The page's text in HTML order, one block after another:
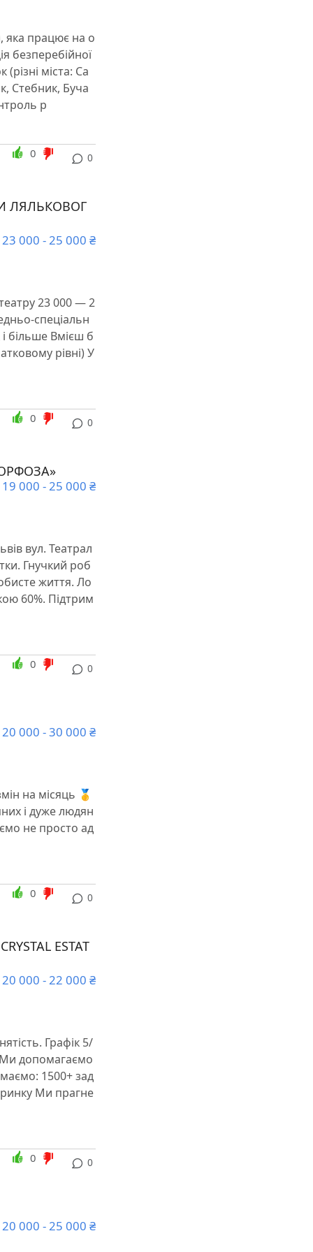
яка працює на о
безперебійної
міста: Са
Стебник, Буча
р
0
0
ЛЯЛЬКОВОГ
23 000 - 25 000 ₴
23 000 — 2
спеціальн
більше Вмієш б
рівні) У
0
0
19 000 - 25 000 ₴
вул. Театрал
️Гнучкий роб
життя. ️Ло
60%. ️Підтрим
0
0
20 000 - 30 000 ₴
на місяць 🥇
і дуже людян
не просто ад
0
0
ESTAT
20 000 - 22 000 ₴
Графік 5/
Ми допомагаємо
1500+ зад
ринку Ми прагне
0
0
20 000 - 25 000 ₴